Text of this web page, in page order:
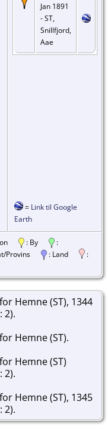
Jan 1891
- ST,
Snillfjord,
Aae
= Link til Google
Earth
: By
:
Provins : Land
:
Hemne (ST), 1344
2).
Hemne (ST).
Hemne (ST)
2).
Hemne (ST), 1345
2).